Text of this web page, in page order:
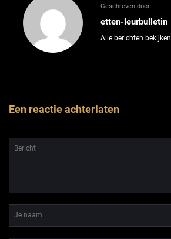
Geschreven door:
etten-leurbulletin
Alle berichten bekijken
Een reactie achterlaten